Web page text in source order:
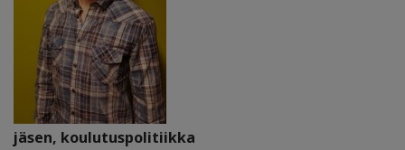
jäsen, koulutuspolitiikka